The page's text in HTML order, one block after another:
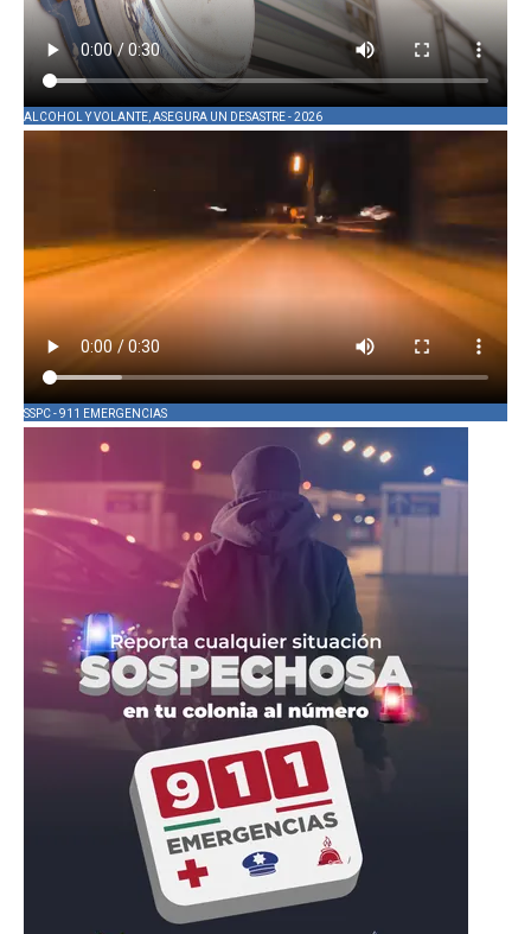
ALCOHOL Y VOLANTE, ASEGURA UN DESASTRE - 2026
SSPC - 911 EMERGENCIAS